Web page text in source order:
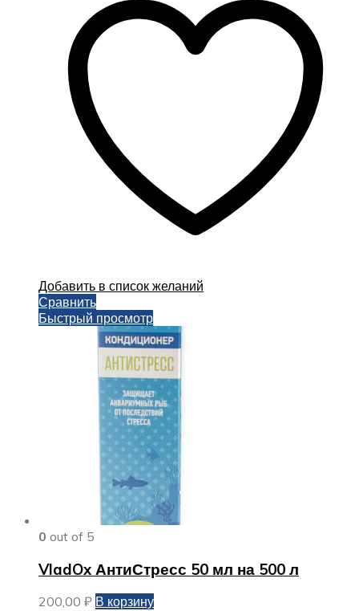
Добавить в список желаний
Сравнить
Быстрый просмотр
0 out of 5
VladOx АнтиСтресс 50 мл на 500 л
200,00 ₽ В корзину